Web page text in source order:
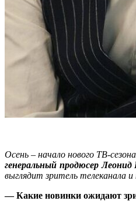
Осень – начало нового ТВ-
генеральный продюсер Леонид
выглядит зритель телеканала и
— Какие новинки ожидают